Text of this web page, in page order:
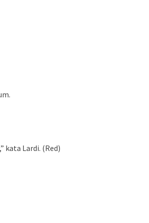
kata Lardi. (Red)